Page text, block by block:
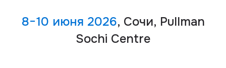
8−10 июня 2026, Сочи, Pullman
Sochi Centre